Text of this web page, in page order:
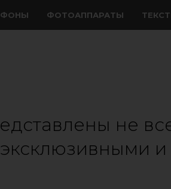
ФОТОАППАРАТЫ
не